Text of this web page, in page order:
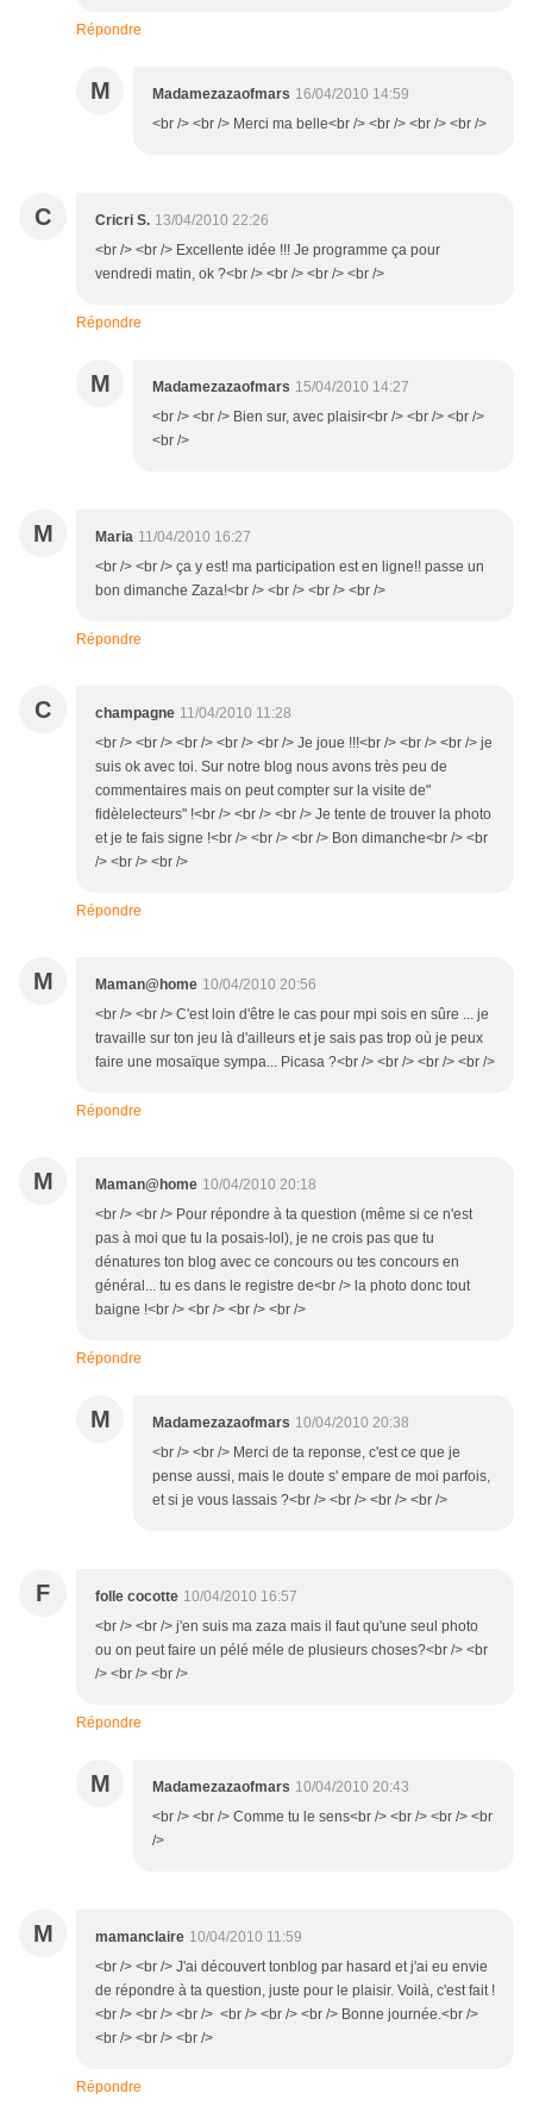
Répondre
M Madamezazaofmars 16/04/2010 14:59
<br /> <br /> Merci ma belle<br /> <br /> <br /> <br />
C Cricri S. 13/04/2010 22:26
<br /> <br /> Excellente idée !!! Je programme ça pour
vendredi matin, ok ?<br /> <br /> <br /> <br />
Répondre
M Madamezazaofmars 15/04/2010 14:27
<br /> <br /> Bien sur, avec plaisir<br /> <br /> <br />
<br />
M Maria 11/04/2010 16:27
<br /> <br /> ça y est! ma participation est en ligne!! passe un
bon dimanche Zaza!<br /> <br /> <br /> <br />
Répondre
C champagne 11/04/2010 11:28
<br /> <br /> <br /> <br /> <br /> Je joue !!!<br /> <br /> <br /> je
suis ok avec toi. Sur notre blog nous avons très peu de
commentaires mais on peut compter sur la visite de"
fidèlelecteurs" !<br /> <br /> <br /> Je tente de trouver la photo
et je te fais signe !<br /> <br /> <br /> Bon dimanche<br /> <br
/> <br /> <br />
Répondre
M Maman@home 10/04/2010 20:56
<br /> <br /> C'est loin d'être le cas pour mpi sois en sûre ... je
travaille sur ton jeu là d'ailleurs et je sais pas trop où je peux
faire une mosaïque sympa... Picasa ?<br /> <br /> <br /> <br />
Répondre
M Maman@home 10/04/2010 20:18
<br /> <br /> Pour répondre à ta question (même si ce n'est
pas à moi que tu la posais-lol), je ne crois pas que tu
dénatures ton blog avec ce concours ou tes concours en
général... tu es dans le registre de<br /> la photo donc tout
baigne !<br /> <br /> <br /> <br />
Répondre
M Madamezazaofmars 10/04/2010 20:38
<br /> <br /> Merci de ta reponse, c'est ce que je
pense aussi, mais le doute s' empare de moi parfois,
et si je vous lassais ?<br /> <br /> <br /> <br />
F folle cocotte 10/04/2010 16:57
<br /> <br /> j'en suis ma zaza mais il faut qu'une seul photo
ou on peut faire un pélé méle de plusieurs choses?<br /> <br
/> <br /> <br />
Répondre
M Madamezazaofmars 10/04/2010 20:43
<br /> <br /> Comme tu le sens<br /> <br /> <br /> <br
/>
M mamanclaire 10/04/2010 11:59
<br /> <br /> J'ai découvert tonblog par hasard et j'ai eu envie
de répondre à ta question, juste pour le plaisir. Voilà, c'est fait !
<br /> <br /> <br /> <br /> <br /> <br /> Bonne journée.<br />
<br /> <br /> <br />
Répondre